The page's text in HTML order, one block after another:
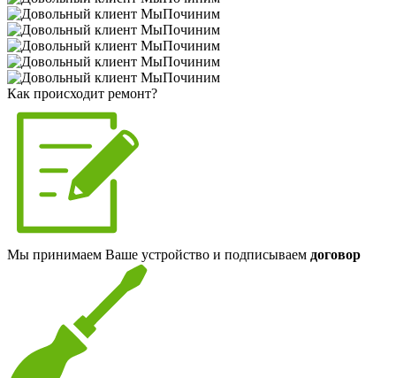
Как происходит ремонт?
Мы принимаем Ваше устройство и подписываем договор